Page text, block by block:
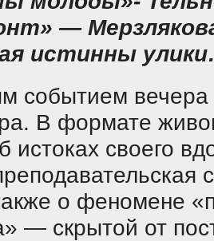
—
истинны
событием вечера
В формате
истоках своего
о феномене
— скрытой от